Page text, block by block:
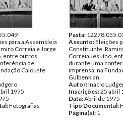
para a Assembleia
Correia e Jorge
entre outros,
de
Calouste
1975
Fotografias
Pasta:
Assunto:Eleições
Constituinte.
Correia Jesuíno,
durante uma
imprensa, na
Gulbenkian.
Autor:Inácio
Inscrições:25 abril
Data:Abril de 1975
Tipo Documental:
Página(s): 1